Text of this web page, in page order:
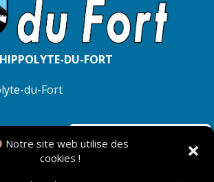
Notre site web utilise des
cookies !
DU-FORT
du-Fort
NOUS CONTACTER